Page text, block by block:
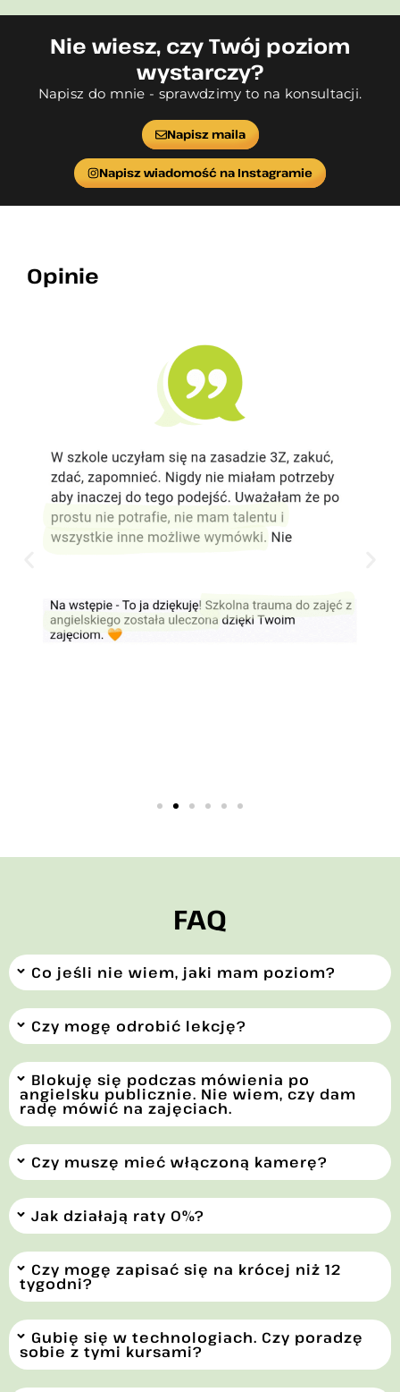
Nie wiesz, czy Twój poziom
wystarczy?
Napisz do mnie - sprawdzimy to na konsultacji.
Napisz maila
Napisz wiadomość na Instagramie
Opinie
FAQ
Co jeśli nie wiem, jaki mam poziom?
Czy mogę odrobić lekcję?
Blokuję się podczas mówienia po
angielsku publicznie. Nie wiem, czy dam
radę mówić na zajęciach.
Czy muszę mieć włączoną kamerę?
Jak działają raty 0%?
Czy mogę zapisać się na krócej niż 12
tygodni?
Gubię się w technologiach. Czy poradzę
sobie z tymi kursami?